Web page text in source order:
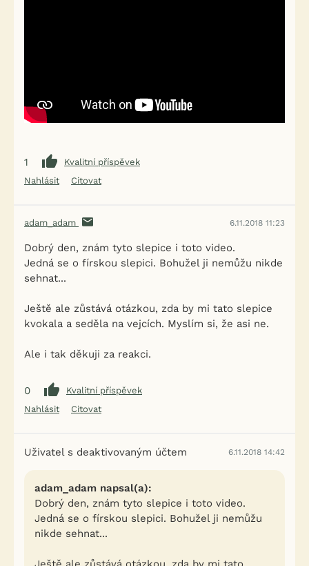
1
Kvalitní příspěvek
Nahlásit
Citovat
adam_adam 6.11.2018 11:23
Dobrý den, znám tyto slepice i toto video.
Jedná se o fírskou slepici. Bohužel ji nemůžu nikde
sehnat...
Ještě ale zůstává otázkou, zda by mi tato slepice
kvokala a seděla na vejcích. Myslím si, že asi ne.
Ale i tak děkuji za reakci.
0
Kvalitní příspěvek
Nahlásit
Citovat
Uživatel s deaktivovaným účtem 6.11.2018 14:42
adam_adam napsal(a):
Dobrý den, znám tyto slepice i toto video.
Jedná se o fírskou slepici. Bohužel ji nemůžu
nikde sehnat...